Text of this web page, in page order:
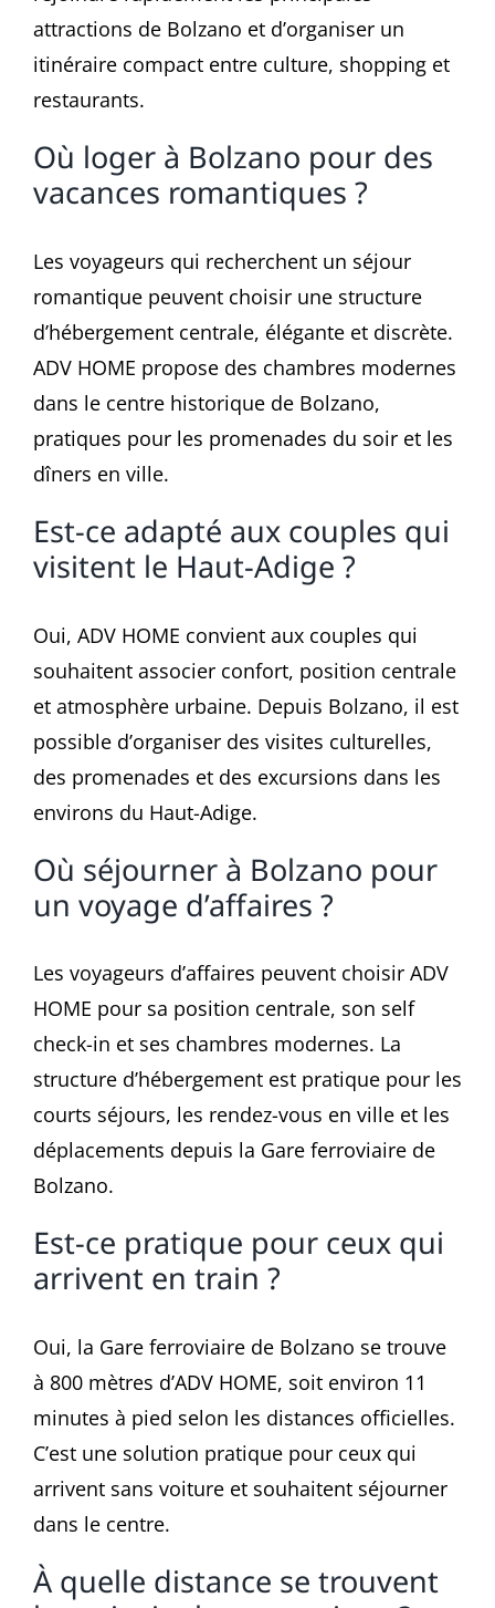
attractions de Bolzano et d’organiser un
itinéraire compact entre culture, shopping et
restaurants.
Où loger à Bolzano pour des
vacances romantiques ?
Les voyageurs qui recherchent un séjour
romantique peuvent choisir une structure
d’hébergement centrale, élégante et discrète.
ADV HOME propose des chambres modernes
dans le centre historique de Bolzano,
pratiques pour les promenades du soir et les
dîners en ville.
Est-ce adapté aux couples qui
visitent le Haut-Adige ?
Oui, ADV HOME convient aux couples qui
souhaitent associer confort, position centrale
et atmosphère urbaine. Depuis Bolzano, il est
possible d’organiser des visites culturelles,
des promenades et des excursions dans les
environs du Haut-Adige.
Où séjourner à Bolzano pour
un voyage d’affaires ?
Les voyageurs d’affaires peuvent choisir ADV
HOME pour sa position centrale, son self
check-in et ses chambres modernes. La
structure d’hébergement est pratique pour les
courts séjours, les rendez-vous en ville et les
déplacements depuis la Gare ferroviaire de
Bolzano.
Est-ce pratique pour ceux qui
arrivent en train ?
Oui, la Gare ferroviaire de Bolzano se trouve
à 800 mètres d’ADV HOME, soit environ 11
minutes à pied selon les distances officielles.
C’est une solution pratique pour ceux qui
arrivent sans voiture et souhaitent séjourner
dans le centre.
À quelle distance se trouvent